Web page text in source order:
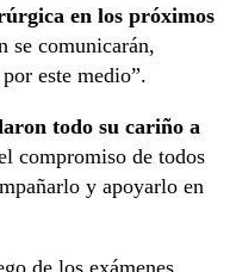
en los próximos
se comunicarán,
este medio”.
todo su cariño a
compromiso de todos
y apoyarlo en